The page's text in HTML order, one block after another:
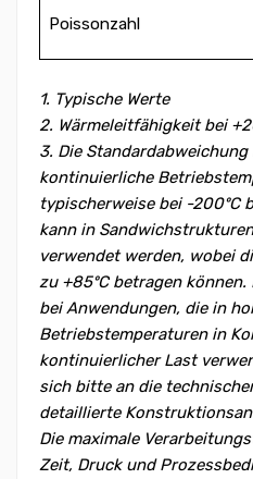
Poissonzahl
1. Typische Werte
2. Wärmeleitfähigkeit bei
3. Die
kontinuierliche
typischerweise bei -200ºC
kann in
verwendet werden, wobei
zu +85ºC betragen
bei Anwendungen, die in
Betriebstemperaturen in
kontinuierlicher Last
sich bitte an die
detaillierte
Die maximale
Zeit, Druck und